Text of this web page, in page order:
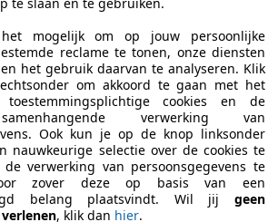
te slaan en te gebruiken.
mogelijk om op jouw persoonlijke
reclame te tonen, onze diensten
het gebruik daarvan te analyseren. Klik
om akkoord te gaan met het
cookies en de
verwerking van
Ook kun je op de knop linksonder
nauwkeurige selectie over de cookies te
verwerking van persoonsgegevens te
zover deze op basis van een
belang plaatsvindt. Wil jij geen
, klik dan hier.